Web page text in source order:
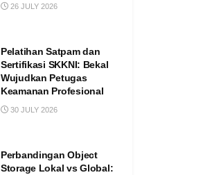
26 JULY 2026
Pelatihan Satpam dan
Sertifikasi SKKNI: Bekal
Wujudkan Petugas
Keamanan Profesional
30 JULY 2026
Perbandingan Object
Storage Lokal vs Global: